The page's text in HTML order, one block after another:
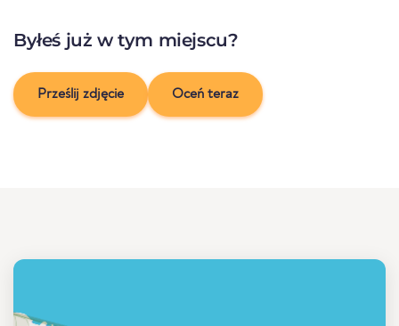
Byłeś już w tym miejscu?
Prześlij zdjęcie Oceń teraz